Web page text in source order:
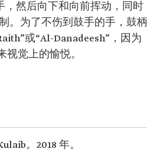
然后向下和向前挥动，同时
。为了不伤到鼓手的手，鼓柄
或“Al-Danadeesh”，因为
觉上的愉悦。
。2018 年。